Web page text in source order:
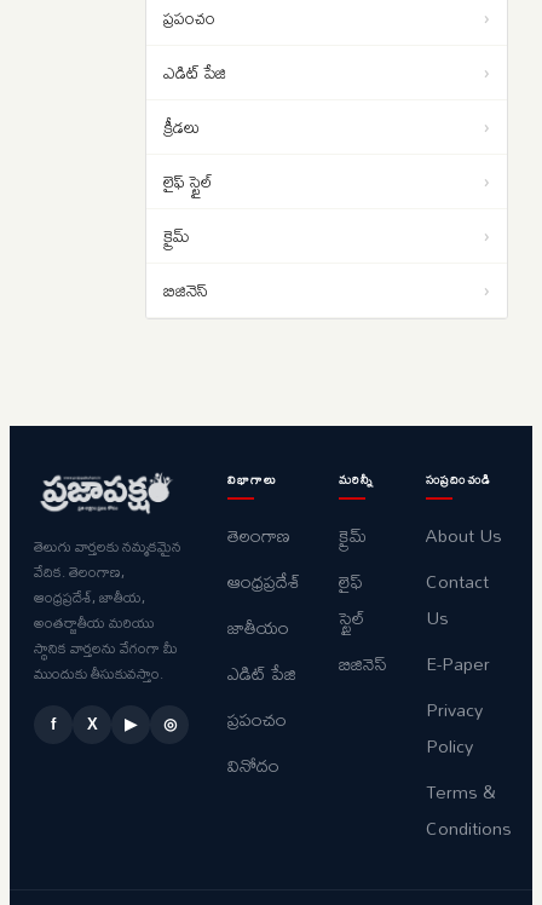
ప్రపంచం ›
ఎడిట్ పేజి ›
క్రీడలు ›
లైఫ్ స్టైల్ ›
క్రైమ్ ›
బిజినెస్ ›
తెలుగు వార్తలకు నమ్మకమైన
వేదిక. తెలంగాణ,
ఆంధ్రప్రదేశ్, జాతీయ,
అంతర్జాతీయ మరియు
స్థానిక వార్తలను వేగంగా మీ
ముందుకు తీసుకువస్తాం.
f X ▶ ◎
విభాగాలు
తెలంగాణ
ఆంధ్రప్రదేశ్
జాతీయం
ఎడిట్ పేజి
ప్రపంచం
వినోదం
మరిన్నీ
క్రైమ్
లైఫ్
స్టైల్
బిజినెస్
సంప్రదించండి
About Us
Contact
Us
E-Paper
Privacy
Policy
Terms &
Conditions